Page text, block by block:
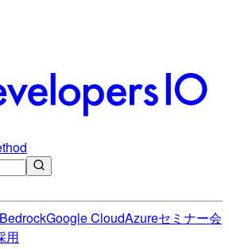
BedrockGoogle CloudAzureセミナー会
用